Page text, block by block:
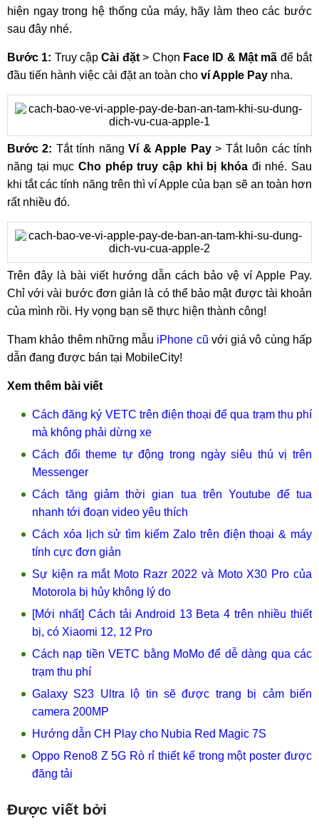
hiện ngay trong hệ thống của máy, hãy làm theo các bước
sau đây nhé.
Bước 1: Truy cập Cài đặt> Chọn Face ID & Mật mã để bắt
đầu tiến hành việc cài đặt an toàn cho ví Apple Pay nha.
Bước 2: Tắt tính năngVí & Apple Pay> Tắt luôn các tính
năng tại mục Cho phép truy cập khi bị khóa đi nhé. Sau
khi tắt các tính năng trên thì ví Apple của bạn sẽ an toàn hơn
rất nhiều đó.
Trên đây là bài viết hướng dẫn cách bảo vệ ví Apple Pay.
Chỉ với vài bước đơn giản là có thể bảo mật được tài khoản
của mình rồi. Hy vọng bạn sẽ thực hiện thành công!
Tham khảo thêm những mẫu iPhone cũ với giá vô cùng hấp
dẫn đang được bán tại MobileCity!
Xem thêm bài viết
Cách đăng ký VETC trên điện thoại để qua trạm thu phí
mà không phải dừng xe
Cách đổi theme tự động trong ngày siêu thú vị trên
Messenger
Cách tăng giảm thời gian tua trên Youtube để tua
nhanh tới đoạn video yêu thích
Cách xóa lịch sử tìm kiếm Zalo trên điện thoại & máy
tính cực đơn giản
Sự kiện ra mắt Moto Razr 2022 và Moto X30 Pro của
Motorola bị hủy không lý do
[Mới nhất] Cách tải Android 13 Beta 4 trên nhiều thiết
bị, có Xiaomi 12, 12 Pro
Cách nạp tiền VETC bằng MoMo để dễ dàng qua các
trạm thu phí
Galaxy S23 Ultra lộ tin sẽ được trang bị cảm biến
camera 200MP
Hướng dẫn CH Play cho Nubia Red Magic 7S
Oppo Reno8 Z 5G Rò rỉ thiết kế trong một poster được
đăng tải
Được viết bởi